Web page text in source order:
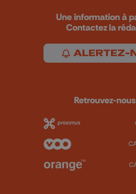
Une information à
Contactez la
ALERTEZ-
Retrouvez-